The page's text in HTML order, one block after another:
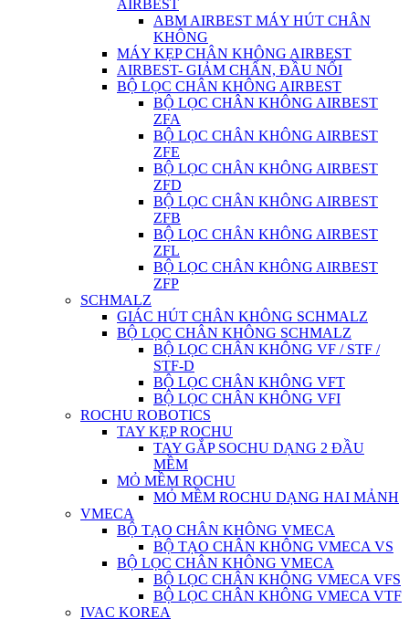
AIRBEST
ABM AIRBEST MÁY HÚT CHÂN
KHÔNG
MÁY KẸP CHÂN KHÔNG AIRBEST
AIRBEST- GIẢM CHẤN, ĐẦU NỐI
BỘ LỌC CHÂN KHÔNG AIRBEST
BỘ LỌC CHÂN KHÔNG AIRBEST
ZFA
BỘ LỌC CHÂN KHÔNG AIRBEST
ZFE
BỘ LỌC CHÂN KHÔNG AIRBEST
ZFD
BỘ LỌC CHÂN KHÔNG AIRBEST
ZFB
BỘ LỌC CHÂN KHÔNG AIRBEST
ZFL
BỘ LỌC CHÂN KHÔNG AIRBEST
ZFP
SCHMALZ
GIÁC HÚT CHÂN KHÔNG SCHMALZ
BỘ LỌC CHÂN KHÔNG SCHMALZ
BỘ LỌC CHÂN KHÔNG VF / STF /
STF-D
BỘ LỌC CHÂN KHÔNG VFT
BỘ LỌC CHÂN KHÔNG VFI
ROCHU ROBOTICS
TAY KẸP ROCHU
TAY GẮP SOCHU DẠNG 2 ĐẦU
MỀM
MỎ MỀM ROCHU
MỎ MỀM ROCHU DẠNG HAI MẢNH
VMECA
BỘ TẠO CHÂN KHÔNG VMECA
BỘ TẠO CHÂN KHÔNG VMECA VS
BỘ LỌC CHÂN KHÔNG VMECA
BỘ LỌC CHÂN KHÔNG VMECA VFS
BỘ LỌC CHÂN KHÔNG VMECA VTF
IVAC KOREA